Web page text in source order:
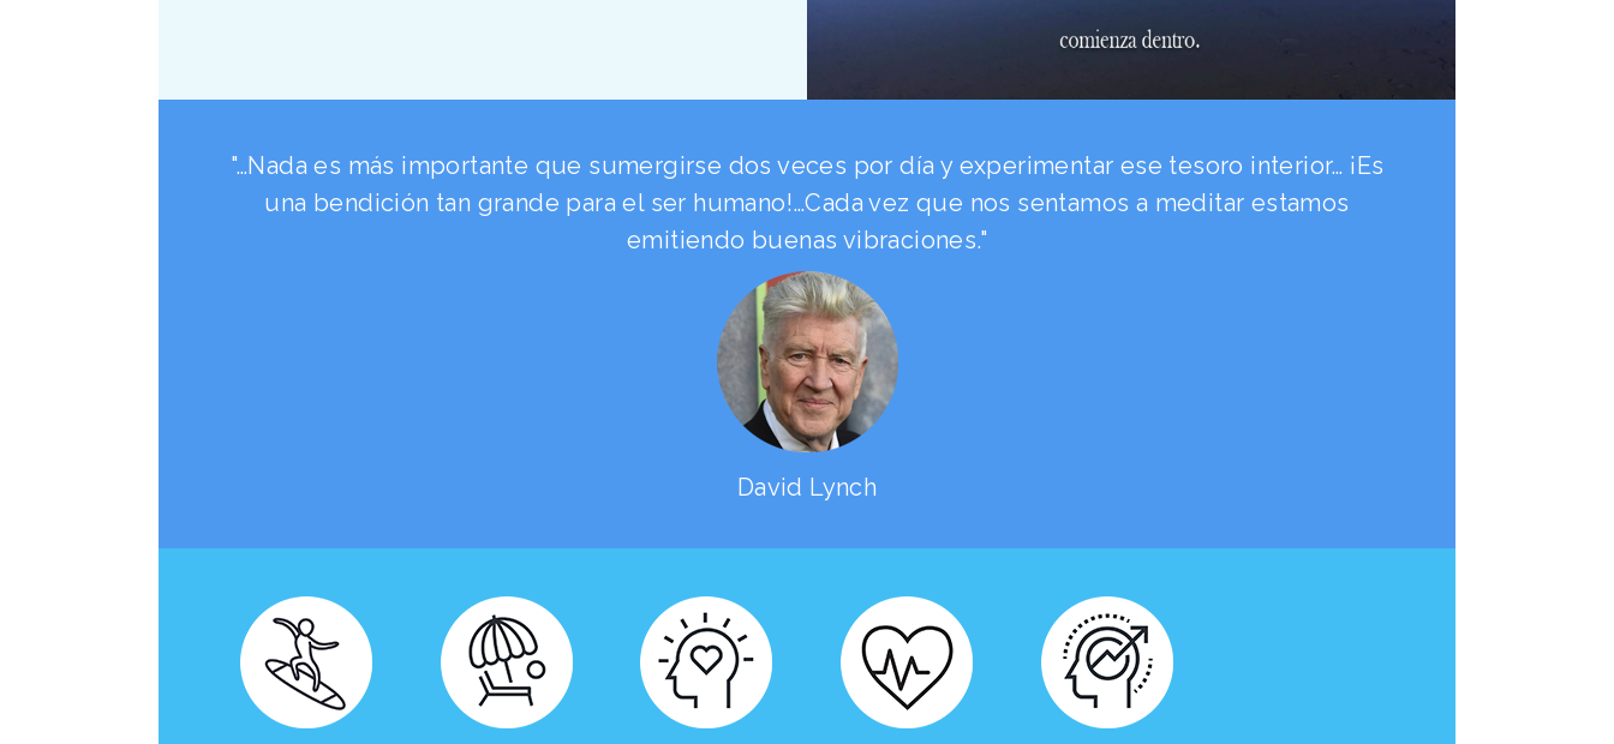
"…Nada es más importante que sumergirse dos veces por día y experimentar ese tesoro interior… ¡Es
una bendición tan grande para el ser humano!…Cada vez que nos sentamos a meditar estamos
emitiendo buenas vibraciones."
David Lynch